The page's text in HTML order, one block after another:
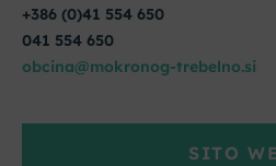
+386 (0)41 554 650
041 554 650
obcina@mokronog-trebelno.si
SITO